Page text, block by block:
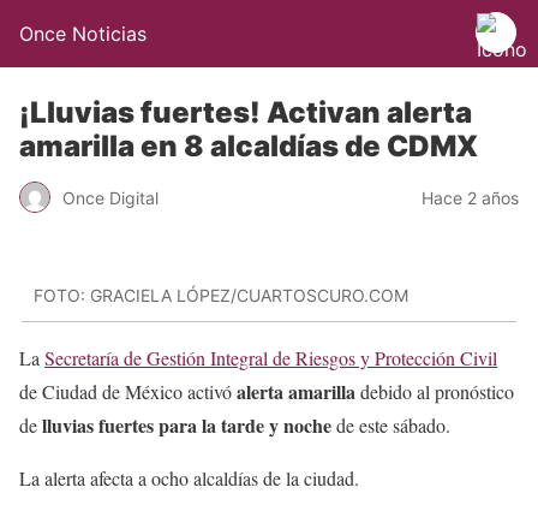
Once Noticias
¡Lluvias fuertes! Activan alerta
amarilla en 8 alcaldías de CDMX
Once Digital Hace 2 años
FOTO: GRACIELA LÓPEZ/CUARTOSCURO.COM
La Secretaría de Gestión Integral de Riesgos y Protección Civil
de Ciudad de México activóalerta amarilladebido al pronóstico
delluvias fuertes para la tarde y nochede este sábado.
La alerta afecta a ocho alcaldías de la ciudad.